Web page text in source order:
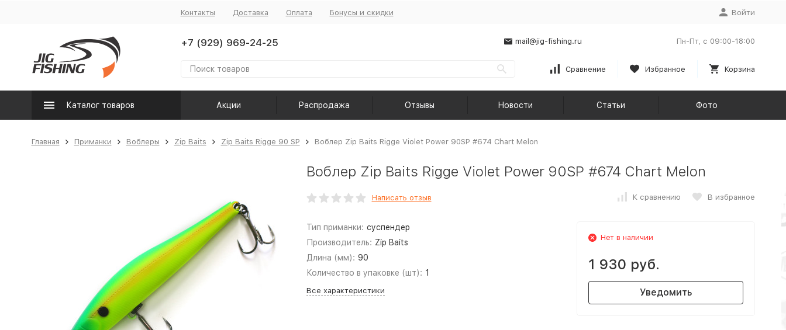
Контакты Доставка Оплата Бонусы и скидки Войти
+7 (929) 969-24-25 mail@jig-fishing.ru Пн-Пт, с 09:00-18:00
Сравнение Избранное Корзина
Каталог товаров Акции Распродажа Отзывы Новости Статьи Фото
Главная Приманки Воблеры Zip Baits Zip Baits Rigge 90 SP Воблер Zip Baits Rigge Violet Power 90SP #674 Chart Melon
Воблер Zip Baits Rigge Violet Power 90SP #674 Chart Melon
Написать отзыв К сравнению В избранное
Тип приманки: суспендер
Производитель: Zip Baits
Длина (мм): 90
Количество в упаковке (шт): 1
Все характеристики
Нет в наличии
1 930 руб.
Уведомить